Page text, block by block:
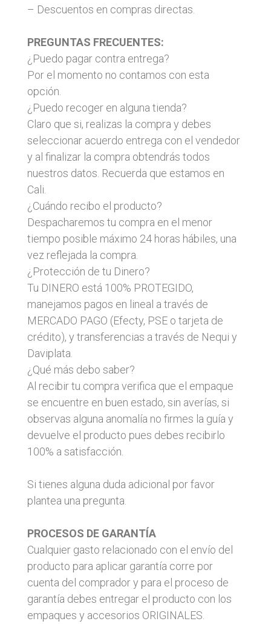
– Descuentos en compras directas.
PREGUNTAS FRECUENTES:
¿Puedo pagar contra entrega?
Por el momento no contamos con esta
opción.
¿Puedo recoger en alguna tienda?
Claro que si, realizas la compra y debes
seleccionar acuerdo entrega con el vendedor
y al finalizar la compra obtendrás todos
nuestros datos. Recuerda que estamos en
Cali.
¿Cuándo recibo el producto?
Despacharemos tu compra en el menor
tiempo posible máximo 24 horas hábiles, una
vez reflejada la compra.
¿Protección de tu Dinero?
Tu DINERO está 100% PROTEGIDO,
manejamos pagos en lineal a través de
MERCADO PAGO (Efecty, PSE o tarjeta de
crédito), y transferencias a través de Nequi y
Daviplata.
¿Qué más debo saber?
Al recibir tu compra verifica que el empaque
se encuentre en buen estado, sin averías, si
observas alguna anomalía no firmes la guía y
devuelve el producto pues debes recibirlo
100% a satisfacción.
Si tienes alguna duda adicional por favor
plantea una pregunta.
PROCESOS DE GARANTÍA
Cualquier gasto relacionado con el envío del
producto para aplicar garantía corre por
cuenta del comprador y para el proceso de
garantía debes entregar el producto con los
empaques y accesorios ORIGINALES.